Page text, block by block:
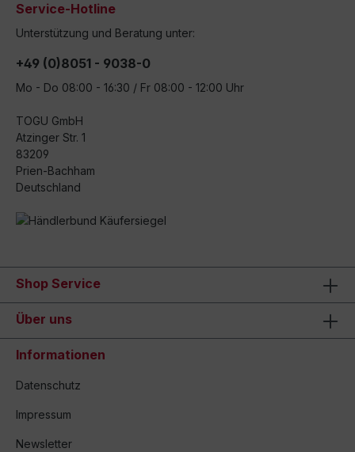
Service-Hotline
Unterstützung und Beratung unter:
+49 (0)8051 - 9038-0
Mo - Do 08:00 - 16:30 / Fr 08:00 - 12:00 Uhr
TOGU GmbH
Atzinger Str. 1
83209
Prien-Bachham
Deutschland
Shop Service
Über uns
Informationen
Datenschutz
Impressum
Newsletter